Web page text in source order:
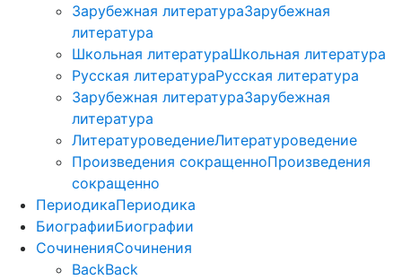
Зарубежная литератураЗарубежная
литература
Школьная литератураШкольная литература
Русская литератураРусская литература
Зарубежная литератураЗарубежная
литература
ЛитературоведениеЛитературоведение
Произведения сокращенноПроизведения
сокращенно
ПериодикаПериодика
БиографииБиографии
СочиненияСочинения
BackBack